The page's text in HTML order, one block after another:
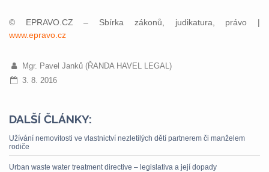
© EPRAVO.CZ – Sbírka zákonů, judikatura, právo |
www.epravo.cz
Mgr. Pavel Janků (ŘANDA HAVEL LEGAL)
3. 8. 2016
DALŠÍ ČLÁNKY:
Užívání nemovitosti ve vlastnictví nezletilých dětí partnerem či manželem
rodiče
Urban waste water treatment directive – legislativa a její dopady